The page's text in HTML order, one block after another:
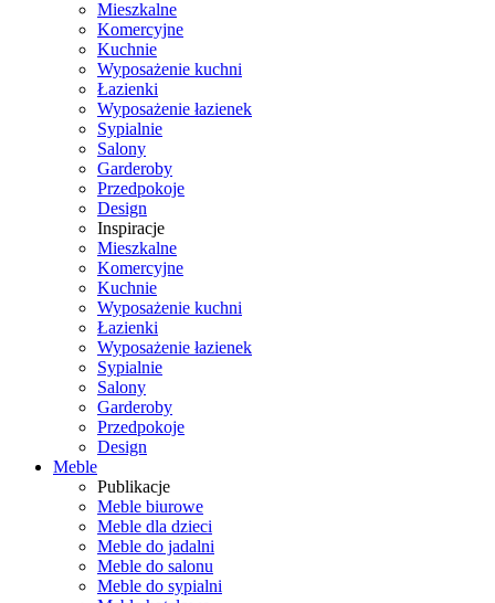
Mieszkalne
Komercyjne
Kuchnie
Wyposażenie kuchni
Łazienki
Wyposażenie łazienek
Sypialnie
Salony
Garderoby
Przedpokoje
Design
Inspiracje
Mieszkalne
Komercyjne
Kuchnie
Wyposażenie kuchni
Łazienki
Wyposażenie łazienek
Sypialnie
Salony
Garderoby
Przedpokoje
Design
Meble
Publikacje
Meble biurowe
Meble dla dzieci
Meble do jadalni
Meble do salonu
Meble do sypialni